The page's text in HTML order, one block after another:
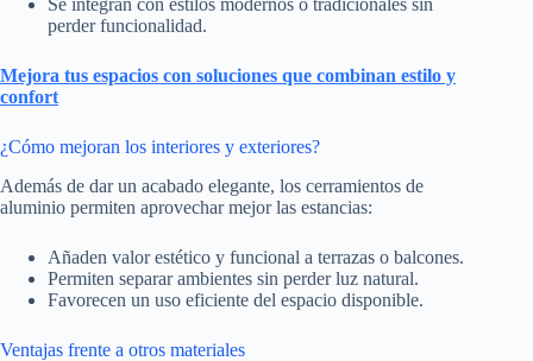
Se integran con estilos modernos o tradicionales sin
perder funcionalidad.
Mejora tus espacios con soluciones que combinan estilo y
confort
¿Cómo mejoran los interiores y exteriores?
Además de dar un acabado elegante, los cerramientos de
aluminio permiten aprovechar mejor las estancias:
Añaden valor estético y funcional a terrazas o balcones.
Permiten separar ambientes sin perder luz natural.
Favorecen un uso eficiente del espacio disponible.
Ventajas frente a otros materiales